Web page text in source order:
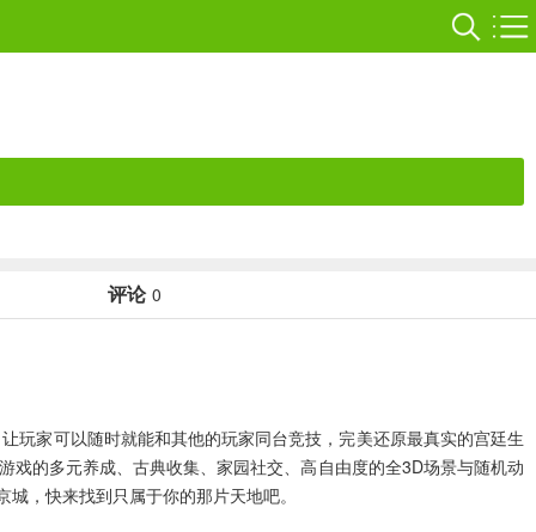
评论 0
玩家可以随时就能和其他的玩家同台竞技，完美还原最真实的宫廷生
的多元养成、古典收集、家园社交、高自由度的全3D场景与随机动
，快来找到只属于你的那片天地吧。